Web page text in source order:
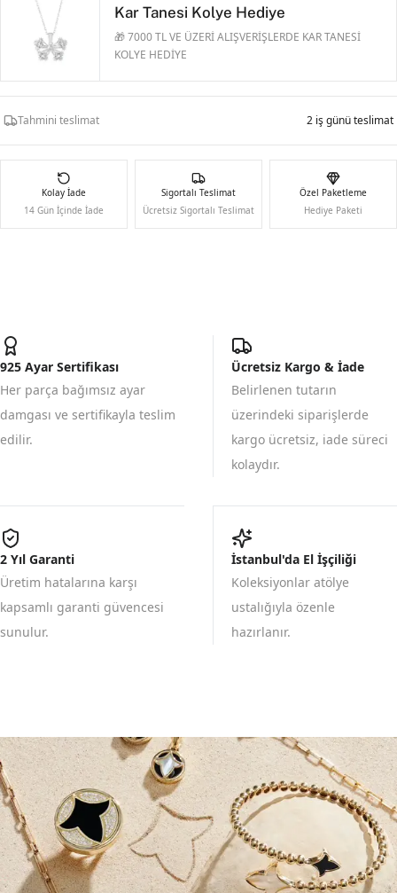
Kar Tanesi Kolye Hediye
🎁 7000 TL VE ÜZERİ ALIŞVERİŞLERDE KAR TANESİ
KOLYE HEDİYE
Tahmini teslimat 2 iş günü teslimat
Kolay İade
14 Gün İçinde İade
Sigortalı Teslimat
Ücretsiz Sigortalı Teslimat
Özel Paketleme
Hediye Paketi
925 Ayar Sertifikası
Her parça bağımsız ayar
damgası ve sertifikayla teslim
edilir.
Ücretsiz Kargo & İade
Belirlenen tutarın
üzerindeki siparişlerde
kargo ücretsiz, iade süreci
kolaydır.
2 Yıl Garanti
Üretim hatalarına karşı
kapsamlı garanti güvencesi
sunulur.
İstanbul'da El İşçiliği
Koleksiyonlar atölye
ustalığıyla özenle
hazırlanır.